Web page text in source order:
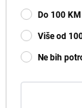
Do 100 KM
Više od
Ne bih